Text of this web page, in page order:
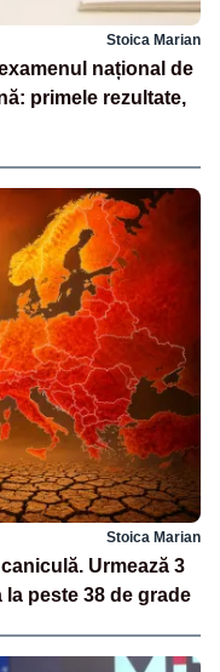
Stoica Marian
național de
primele rezultate,
Stoica Marian
Urmează 3
peste 38 de grade